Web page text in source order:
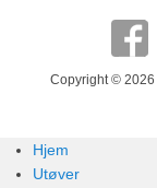
Copyright © 2026
Hjem
Utøver